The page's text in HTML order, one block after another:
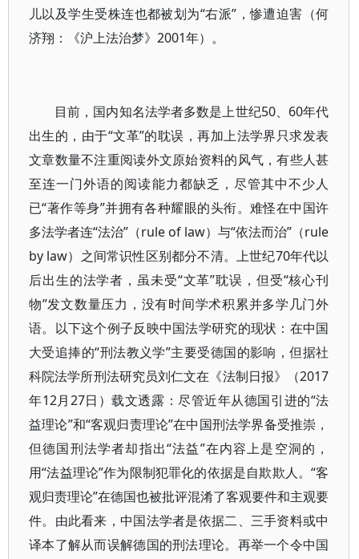
儿以及学生受株连也都被划为“右派”，惨遭迫害（何
济翔：《沪上法治梦》2001年）。
目前，国内知名法学者多数是上世纪50、60年代
出生的，由于“文革”的耽误，再加上法学界只求发表
文章数量不注重阅读外文原始资料的风气，有些人甚
至连一门外语的阅读能力都缺乏，尽管其中不少人
已“著作等身”并拥有各种耀眼的头衔。难怪在中国许
多法学者连“法治”（rule of law）与“依法而治”（rule
by law）之间常识性区别都分不清。上世纪70年代以
后出生的法学者，虽未受“文革”耽误，但受“核心刊
物”发文数量压力，没有时间学术积累并多学几门外
语。以下这个例子反映中国法学研究的现状：在中国
大受追捧的“刑法教义学”主要受德国的影响，但据社
科院法学所刑法研究员刘仁文在《法制日报》（2017
年12月27日）载文透露：尽管近年从德国引进的“法
益理论”和“客观归责理论”在中国刑法学界备受推崇，
但德国刑法学者却指出“法益”在内容上是空洞的，
用“法益理论”作为限制犯罪化的依据是自欺欺人。“客
观归责理论”在德国也被批评混淆了客观要件和主观要
件。由此看来，中国法学者是依据二、三手资料或中
译本了解从而误解德国的刑法理论。再举一个令中国